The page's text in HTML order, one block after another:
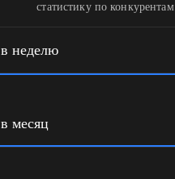
статистику по конкурентам
в неделю
в месяц